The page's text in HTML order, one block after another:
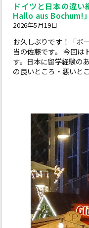
ドイツと日本の違い
Hallo aus Bochum!
2026年5月19日
お久しぶりです！「ボ
当の佐藤です。 今回は
す。日本に留学経験の
の良いところ・悪いと